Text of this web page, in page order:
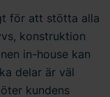
för att stötta alla
konstruktion
in-house kan
delar är väl
kundens